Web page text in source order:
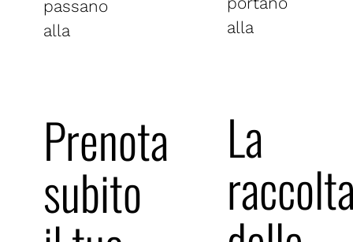
alla
passano
alla
La
Prenota
subito